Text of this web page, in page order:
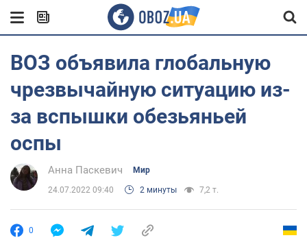
ВОЗ объявила глобальную
чрезвычайную ситуацию из-
за вспышки обезьяньей
оспы
Анна Паскевич Мир
24.07.2022 09:40 2 минуты 7,2 т.
0